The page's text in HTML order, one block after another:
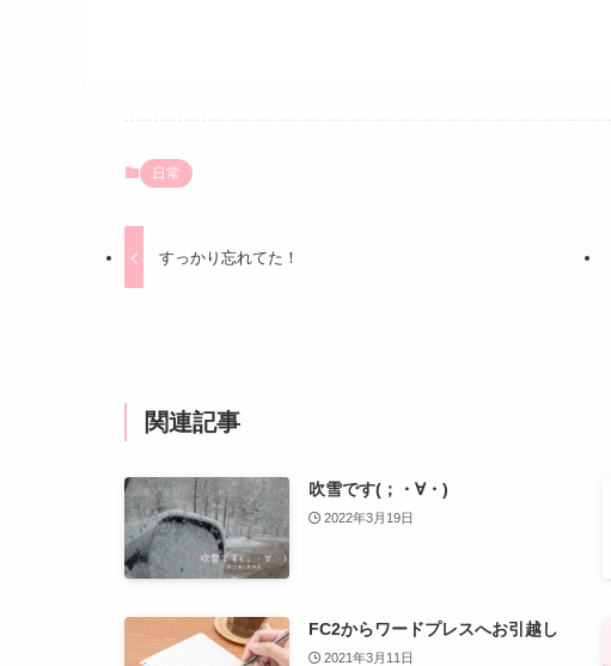
日常
すっかり忘れてた！
関連記事
吹雪です(；・∀・)
2022年3月19日
FC2からワードプレスへお引越し
2021年3月11日